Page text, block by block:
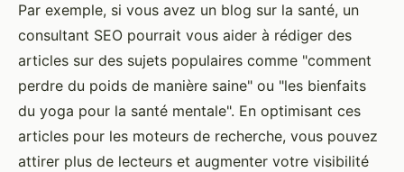
Par exemple, si vous avez un blog sur la santé, un
consultant SEO pourrait vous aider à rédiger des
articles sur des sujets populaires comme "comment
perdre du poids de manière saine" ou "les bienfaits
du yoga pour la santé mentale". En optimisant ces
articles pour les moteurs de recherche, vous pouvez
attirer plus de lecteurs et augmenter votre visibilité